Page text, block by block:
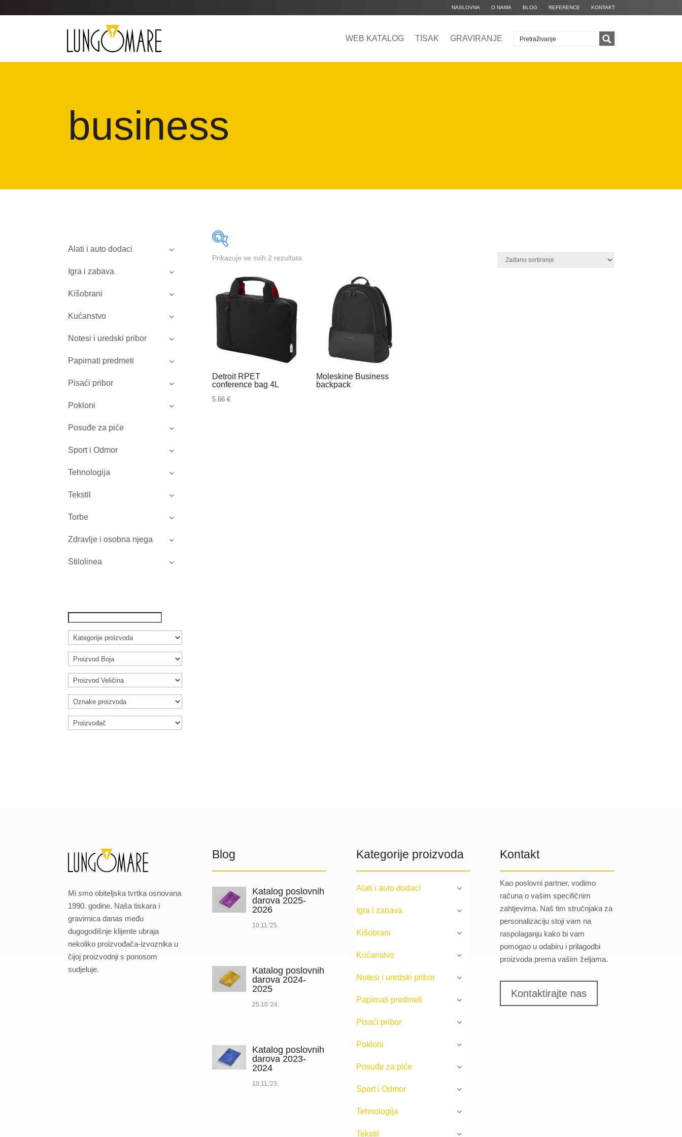
NASLOVNA O NAMA BLOG REFERENCE KONTAKT
WEB KATALOG TISAK GRAVIRANJE
business
Alati i auto dodaci
Igra i zabava
Kišobrani
Kućanstvo
Notesi i uredski pribor
Papirnati predmeti
Pisaći pribor
Pokloni
Posuđe za piće
Sport i Odmor
Tehnologija
Tekstil
Torbe
Zdravlje i osobna njega
Stilolinea
Prikazuje se svih 2 rezultata
Detroit RPET
conference bag 4L
5.66 €
Moleskine Business
backpack
Mi smo obiteljska tvrtka osnovana
1990. godine. Naša tiskara i
gravirnica danas među
dugogodišnje klijente ubraja
nekoliko proizvođača-izvoznika u
čijoj proizvodnji s ponosom
sudjeluje.
Blog
Katalog poslovnih
darova 2025-
2026
10.11.'25.
Katalog poslovnih
darova 2024-
2025
25.10.'24.
Katalog poslovnih
darova 2023-
2024
10.11.'23.
Kategorije proizvoda
Alati i auto dodaci
Igra i zabava
Kišobrani
Kućanstvo
Notesi i uredski pribor
Papirnati predmeti
Pisaći pribor
Pokloni
Posuđe za piće
Sport i Odmor
Tehnologija
Tekstil
Kontakt
Kao poslovni partner, vodimo
računa o vašim specifičnim
zahtjevima. Naš tim stručnjaka za
personalizaciju stoji vam na
raspolaganju kako bi vam
pomogao u odabiru i prilagodbi
proizvoda prema vašim željama.
Kontaktirajte nas